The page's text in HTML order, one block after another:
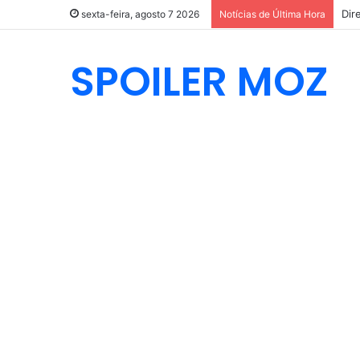
sexta-feira, agosto 7 2026 Notícias de Última Hora
SPOILER MOZ